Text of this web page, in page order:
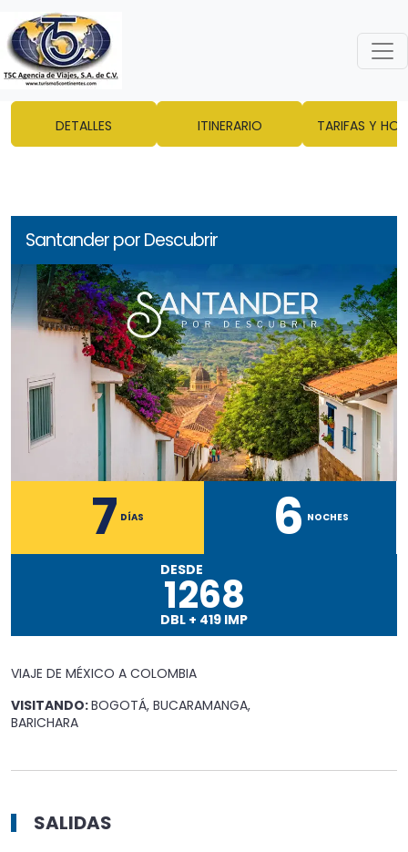
DETALLES ITINERARIO TARIFAS Y
Santander por Descubrir
7 DÍAS 6 NOCHES
DESDE
1268
DBL + 419 IMP
VIAJE DE MÉXICO A COLOMBIA
VISITANDO:BOGOTÁ, BUCARAMANGA,
BARICHARA
SALIDAS